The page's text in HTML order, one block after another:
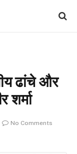
ढांचे और
शर्मा
No Comments